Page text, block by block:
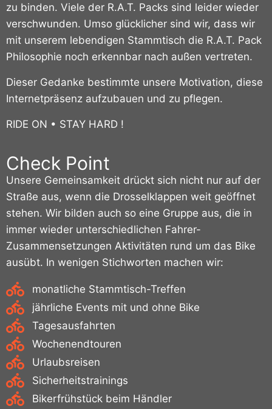
zu binden. Viele der R.A.T. Packs sind leider wieder
verschwunden. Umso glücklicher sind wir, dass wir
mit unserem lebendigen Stammtisch die R.A.T. Pack
Philosophie noch erkennbar nach außen vertreten.
Dieser Gedanke bestimmte unsere Motivation, diese
Internetpräsenz aufzubauen und zu pflegen.
RIDE ON • STAY HARD !
Check Point
Unsere Gemeinsamkeit drückt sich nicht nur auf der
Straße aus, wenn die Drosselklappen weit geöffnet
stehen. Wir bilden auch so eine Gruppe aus, die in
immer wieder unterschiedlichen Fahrer-
Zusammensetzungen Aktivitäten rund um das Bike
ausübt. In wenigen Stichworten machen wir:
monatliche Stammtisch-Treffen
jährliche Events mit und ohne Bike
Tagesausfahrten
Wochenendtouren
Urlaubsreisen
Sicherheitstrainings
Bikerfrühstück beim Händler